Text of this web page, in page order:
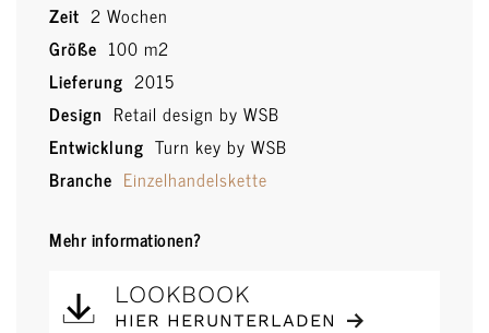
Zeit 2 Wochen
Größe 100 m2
Lieferung 2015
Design Retail design by WSB
Entwicklung Turn key by WSB
Branche Einzelhandelskette
Mehr informationen?
LOOKBOOK
HIER HERUNTERLADEN